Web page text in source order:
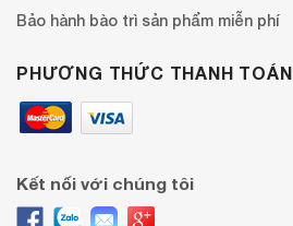
Bảo hành bào trì sản phẩm miễn phí
PHƯƠNG THỨC THANH TOÁN
Kết nối với chúng tôi